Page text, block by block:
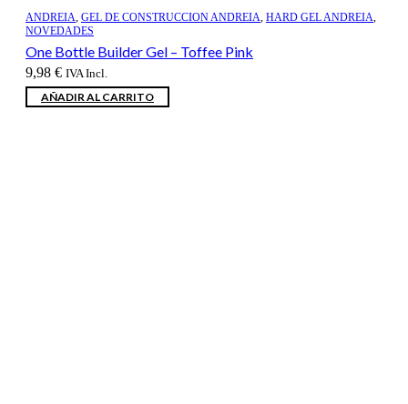
ANDREIA, GEL DE CONSTRUCCION ANDREIA, HARD GEL ANDREIA,
NOVEDADES
One Bottle Builder Gel – Toffee Pink
9,98 € IVA Incl.
AÑADIR AL CARRITO